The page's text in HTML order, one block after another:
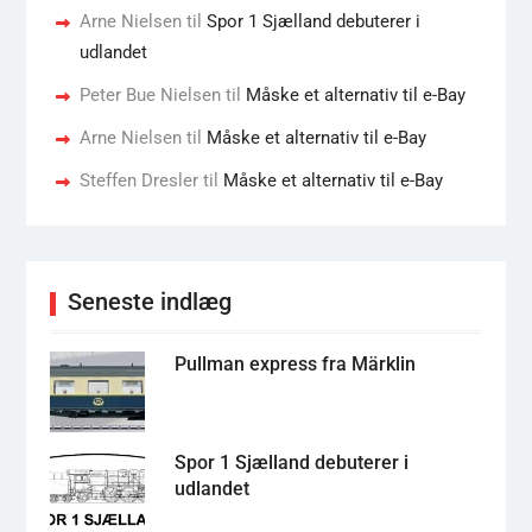
Arne Nielsentil Spor 1 Sjælland debuterer i
udlandet
Peter Bue Nielsentil Måske et alternativ til e-Bay
Arne Nielsentil Måske et alternativ til e-Bay
Steffen Dreslertil Måske et alternativ til e-Bay
Seneste indlæg
Pullman express fra Märklin
Spor 1 Sjælland debuterer i
udlandet